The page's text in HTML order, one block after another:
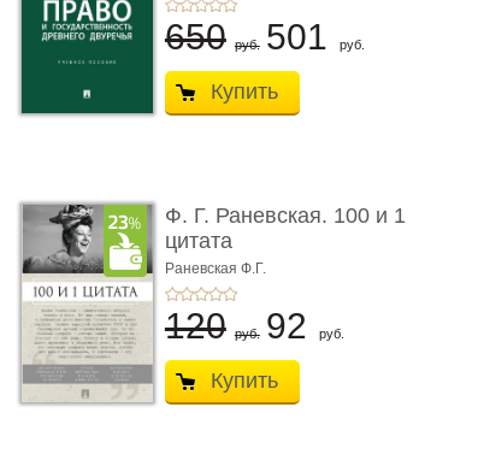
650 руб. 501 руб.
Купить
Ф. Г. Раневская. 100 и 1
цитата
Раневская Ф.Г.
120 руб. 92 руб.
Купить